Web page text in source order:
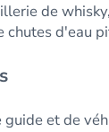
de
chutes d'eau
guide et de